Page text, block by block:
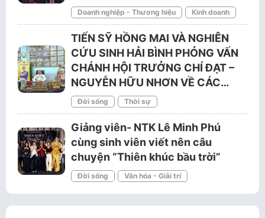
Doanh nghiệp - Thương hiệu Kinh doanh
TIẾN SỸ HỒNG MAI VÀ NGHIÊN
CỨU SINH HẢI BÌNH PHỎNG VẤN
CHÁNH HỘI TRƯỞNG CHÍ ĐẠT –
NGUYỄN HỮU NHƠN VỀ CÁC…
Đời sống Thời sự
Giảng viên- NTK Lê Minh Phú
cùng sinh viên viết nên câu
chuyện “Thiên khúc bầu trời”
Đời sống Văn hóa - Giải trí